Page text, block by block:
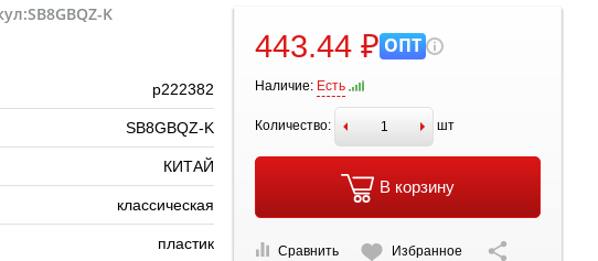
SB8GBQZ-K
р222382
SB8GBQZ-K
КИТАЙ
классическая
пластик
443.44 ₽ ОПТ
Наличие: Есть
Количество: шт
В корзину
Сравнить Избранное